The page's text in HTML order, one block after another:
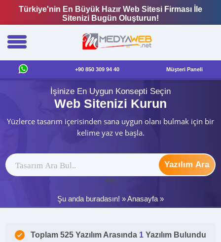
Türkiye'nin En Büyük Hazır Web Sitesi Firması İle
Sitenizi Bugün Oluşturun!
+90 850 309 94 40 Müşteri Paneli
İşinize En Uygun Konsepti Seçin
Web Sitenizi Kurun
Yüzlerce tasarım içerisinden sana uygun olanı bulmak için bir
kelime yaz ve başla.
Yazılım Ara
ytag
Şu anda buradasın! »Anasayfa »
Toplam 525 Yazılım Arasında 1 Yazılım Bulundu